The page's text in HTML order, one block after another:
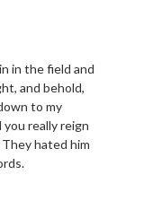
in the field and
and behold,
to my
you really reign
hated him